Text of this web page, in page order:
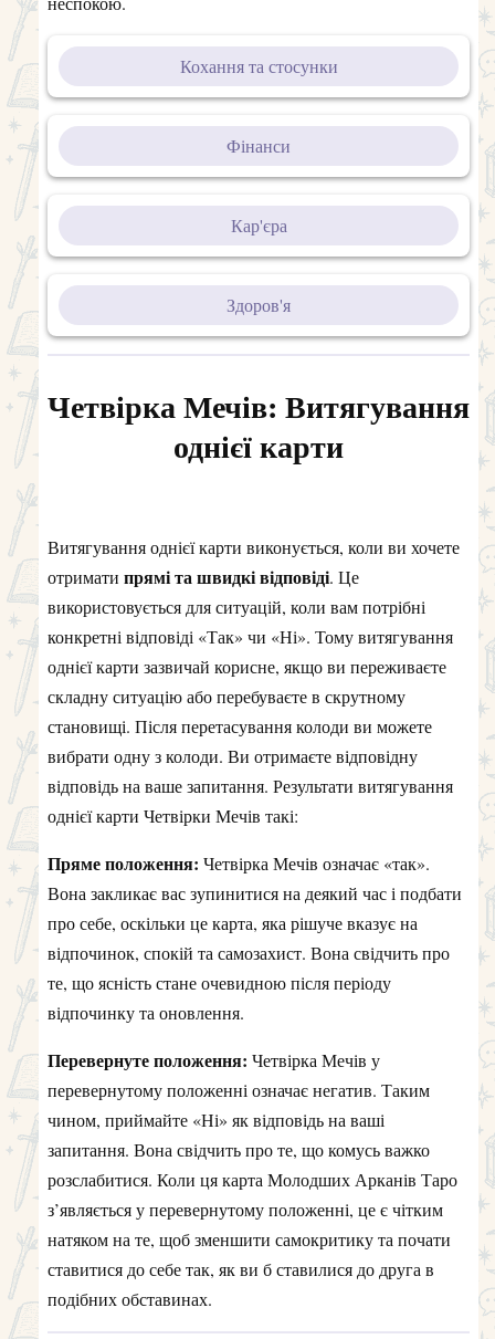
Кохання та стосунки
Фінанси
Кар'єра
Здоров'я
Четвірка Мечів: Витягування
однієї карти
Витягування однієї карти виконується, коли ви хочете
отримати прямі та швидкі відповіді. Це
використовується для ситуацій, коли вам потрібні
конкретні відповіді «Так» чи «Ні». Тому витягування
однієї карти зазвичай корисне, якщо ви переживаєте
складну ситуацію або перебуваєте в скрутному
становищі. Після перетасування колоди ви можете
вибрати одну з колоди. Ви отримаєте відповідну
відповідь на ваше запитання. Результати витягування
однієї карти Четвірки Мечів такі:
Пряме положення: Четвірка Мечів означає «так».
Вона закликає вас зупинитися на деякий час і подбати
про себе, оскільки це карта, яка рішуче вказує на
відпочинок, спокій та самозахист. Вона свідчить про
те, що ясність стане очевидною після періоду
відпочинку та оновлення.
Перевернуте положення: Четвірка Мечів у
перевернутому положенні означає негатив. Таким
чином, приймайте «Ні» як відповідь на ваші
запитання. Вона свідчить про те, що комусь важко
розслабитися. Коли ця карта Молодших Арканів Таро
з’являється у перевернутому положенні, це є чітким
натяком на те, щоб зменшити самокритику та почати
ставитися до себе так, як ви б ставилися до друга в
подібних обставинах.